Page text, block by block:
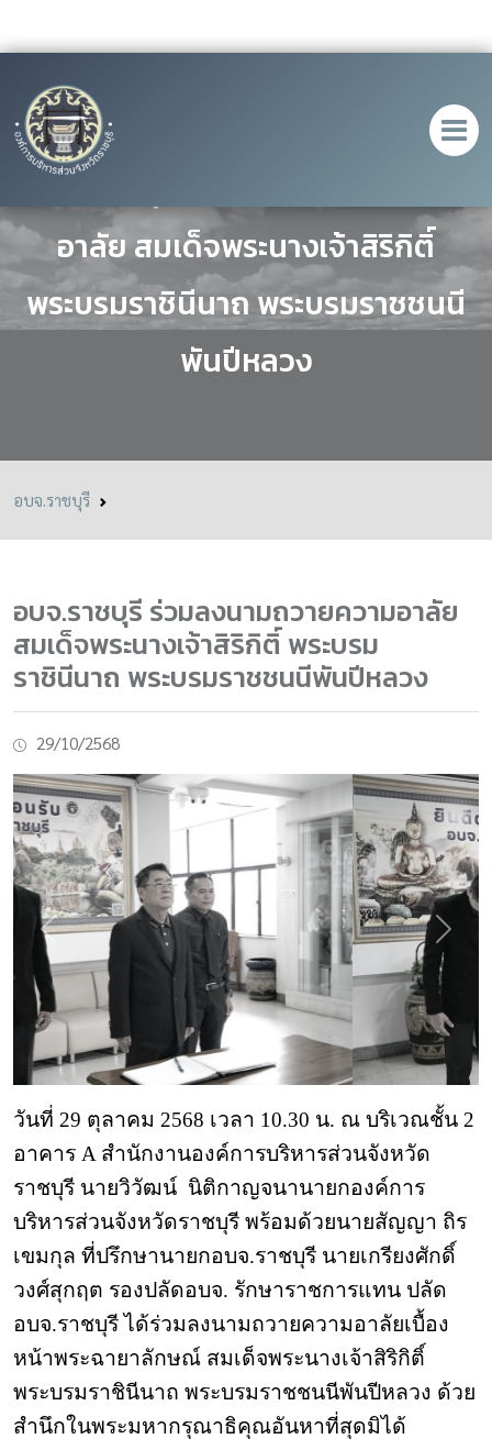
อบจ.ราชบุรี ร่วมลงนามถวายความ
อาลัย สมเด็จพระนางเจ้าสิริกิติ์
พระบรมราชินีนาถ พระบรมราชชนนี
พันปีหลวง
อบจ.ราชบุรี
อบจ.ราชบุรี ร่วมลงนามถวายความอาลัย
สมเด็จพระนางเจ้าสิริกิติ์ พระบรม
ราชินีนาถ พระบรมราชชนนีพันปีหลวง
29/10/2568
Previous Next
วันที่ 29 ตุลาคม 2568 เวลา 10.30 น. ณ บริเวณชั้น 2
อาคาร A สำนักงานองค์การบริหารส่วนจังหวัด
ราชบุรี นายวิวัฒน์ นิติกาญจนานายกองค์การ
บริหารส่วนจังหวัดราชบุรี พร้อมด้วยนายสัญญา ถิร
เขมกุล ที่ปรึกษานายกอบจ.ราชบุรี นายเกรียงศักดิ์
วงศ์สุกฤต รองปลัดอบจ. รักษาราชการแทน ปลัด
อบจ.ราชบุรี ได้ร่วมลงนามถวายความอาลัยเบื้อง
หน้าพระฉายาลักษณ์ สมเด็จพระนางเจ้าสิริกิติ์
พระบรมราชินีนาถ พระบรมราชชนนีพันปีหลวง ด้วย
สำนึกในพระมหากรุณาธิคุณอันหาที่สุดมิได้